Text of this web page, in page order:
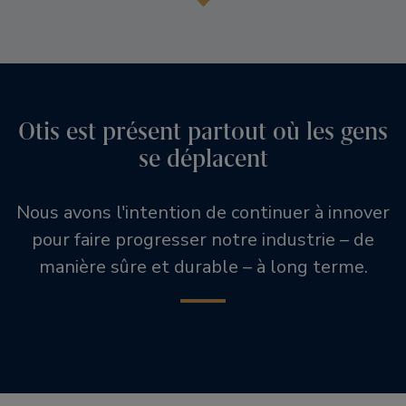
Otis est présent partout où les gens
se déplacent
Nous avons l'intention de continuer à innover
pour faire progresser notre industrie – de
manière sûre et durable – à long terme.